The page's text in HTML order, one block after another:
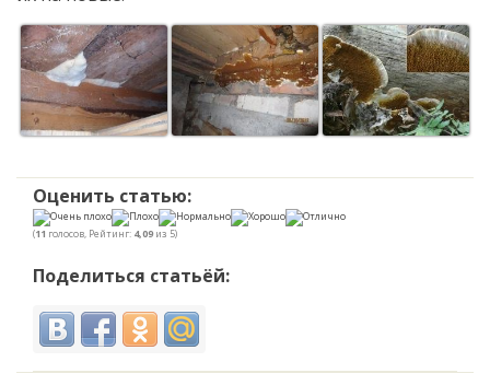
Оценить статью:
(11 голосов, Рейтинг: 4,09из 5)
Поделиться статьёй: